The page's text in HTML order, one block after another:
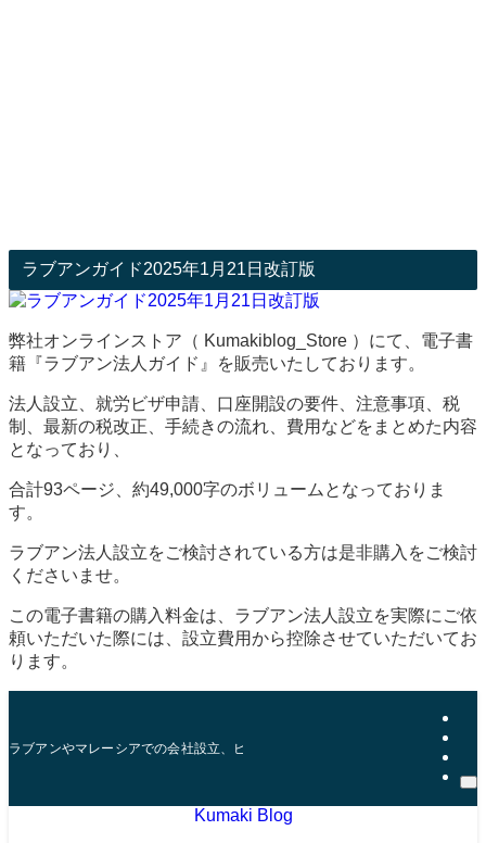
ラブアンガイド2025年1月21日改訂版
弊社オンラインストア（ Kumakiblog_Store ）にて、電子書
籍『ラブアン法人ガイド』を販売いたしております。
法人設立、就労ビザ申請、口座開設の要件、注意事項、税
制、最新の税改正、手続きの流れ、費用などをまとめた内容
となっており、
合計93ページ、約49,000字のボリュームとなっておりま
す。
ラブアン法人設立をご検討されている方は是非購入をご検討
くださいませ。
この電子書籍の購入料金は、ラブアン法人設立を実際にご依
頼いただいた際には、設立費用から控除させていただいてお
ります。
ラブアンやマレーシアでの会社設立、ビザ、口座開設などを10年以上の実績を
Kumaki Blog